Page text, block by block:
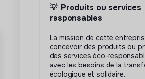
💡 Produits ou services
responsables
La mission de cette
concevoir des produits ou
des services éco-
avec les besoins de la
écologique et solidaire.